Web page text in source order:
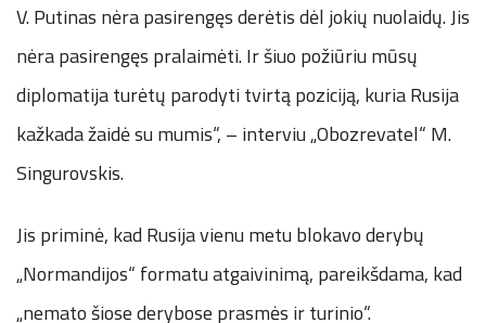
V. Putinas nėra pasirengęs derėtis dėl jokių nuolaidų. Jis
nėra pasirengęs pralaimėti. Ir šiuo požiūriu mūsų
diplomatija turėtų parodyti tvirtą poziciją, kuria Rusija
kažkada žaidė su mumis“, – interviu „Obozrevatel“ M.
Singurovskis.
Jis priminė, kad Rusija vienu metu blokavo derybų
„Normandijos“ formatu atgaivinimą, pareikšdama, kad
„nemato šiose derybose prasmės ir turinio“.